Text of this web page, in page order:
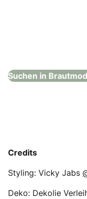
Suchen in
Credits
Styling: Vicky Jabs
Deko: Dekolie